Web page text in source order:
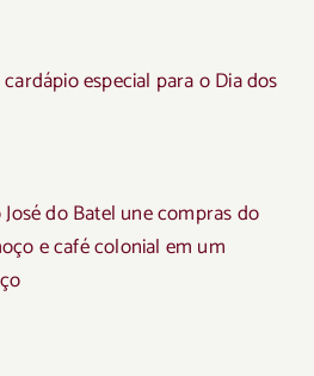
especial para o Dia dos
do Batel une compras do
e café colonial em um